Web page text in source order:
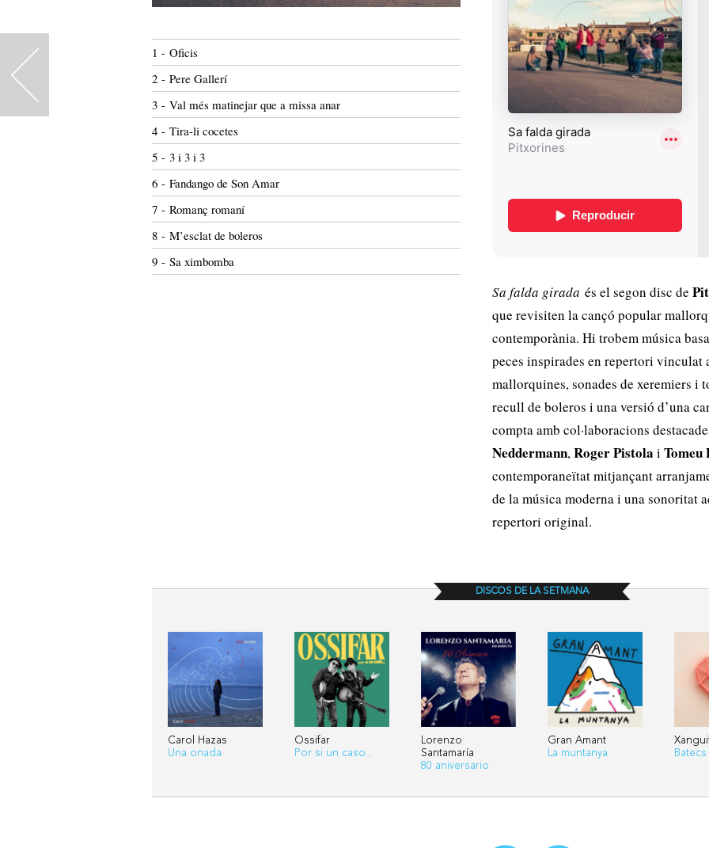
<
1 - Oficis
2 - Pere Gallerí
3 - Val més matinejar que a missa anar
4 - Tira-li cocetes
5 - 3 i 3 i 3
6 - Fandango de Son Amar
7 - Romanç romaní
8 - M’esclat de boleros
9 - Sa ximbomba
Sa falda girada és el segon disc de
que revisiten la cançó popular
contemporània. Hi trobem música
peces inspirades en repertori vinculat
mallorquines, sonades de xeremiers i
recull de boleros i una versió d’una
compta amb col·laboracions
Neddermann,Roger Pistola i Tomeu
contemporaneïtat mitjançant
de la música moderna i una sonoritat
repertori original.
DISCOS DE LA SETMANA
Carol Hazas
Una onada
Ossifar
Por si un caso...
Lorenzo
Santamaría
80 aniversario
Gran Amant
La muntanya
Batecs